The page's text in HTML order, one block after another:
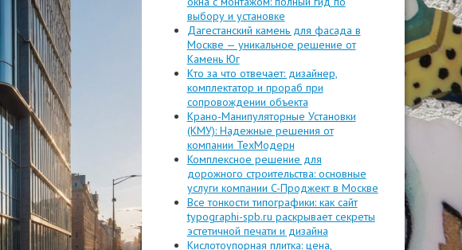
выбору и установке
Дагестанский камень для фасада в
Москве — уникальное решение от
Камень Юг
Кто за что отвечает: дизайнер,
комплектатор и прораб при
сопровождении объекта
Крано-Манипуляторные Установки
(КМУ): Надежные решения от
компании ТехМодерн
Комплексное решение для
дорожного строительства: основные
услуги компании C-Проджект в Москве
Все тонкости типографики: как сайт
typographi-spb.ru раскрывает секреты
эстетичной печати и дизайна
Кислотоупорная плитка: цена,